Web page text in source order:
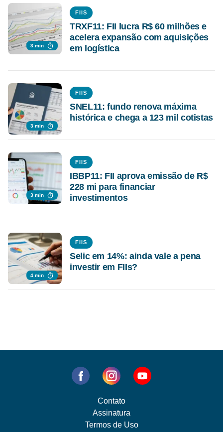
3 min
FIIS
TRXF11: FII lucra R$ 60 milhões e
acelera expansão com aquisições
em logística
3 min
FIIS
SNEL11: fundo renova máxima
histórica e chega a 123 mil cotistas
3 min
FIIS
IBBP11: FII aprova emissão de R$
228 mi para financiar
investimentos
4 min
FIIS
Selic em 14%: ainda vale a pena
investir em FIIs?
Contato
Assinatura
Termos de Uso